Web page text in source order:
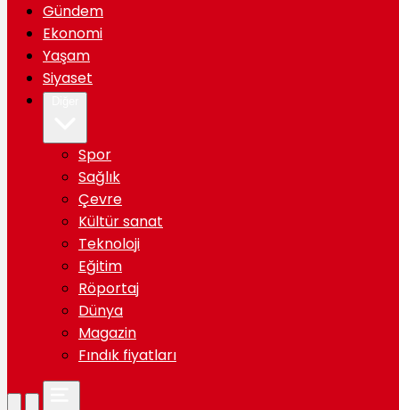
Gündem
Ekonomi
Yaşam
Siyaset
Spor
Sağlık
Çevre
Kültür sanat
Teknoloji
Eğitim
Röportaj
Dünya
Magazin
Fındık fiyatları